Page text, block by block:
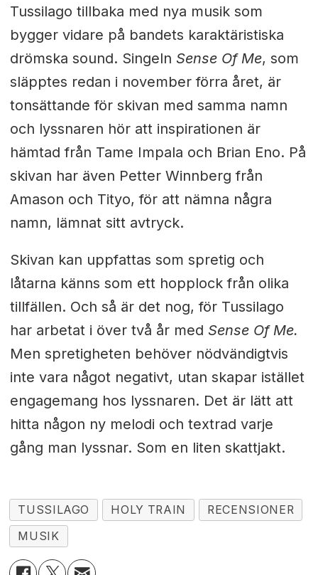
Tussilago tillbaka med nya musik som
bygger vidare på bandets karaktäristiska
drömska sound. Singeln Sense Of Me, som
släpptes redan i november förra året, är
tonsättande för skivan med samma namn
och lyssnaren hör att inspirationen är
hämtad från Tame Impala och Brian Eno. På
skivan har även Petter Winnberg från
Amason och Tityo, för att nämna några
namn, lämnat sitt avtryck.
Skivan kan uppfattas som spretig och
låtarna känns som ett hopplock från olika
tillfällen. Och så är det nog, för Tussilago
har arbetat i över två år med Sense Of Me.
Men spretigheten behöver nödvändigtvis
inte vara något negativt, utan skapar istället
engagemang hos lyssnaren. Det är lätt att
hitta någon ny melodi och textrad varje
gång man lyssnar. Som en liten skattjakt.
TUSSILAGO HOLY TRAIN
RECENSIONER
MUSIK